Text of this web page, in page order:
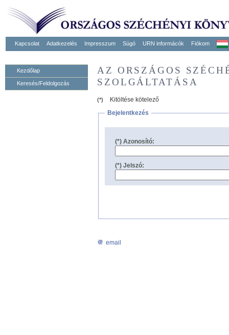
Kapcsolat Adatkezelés Impresszum Súgó URN informácók Fiókom
Kezdőlap
Keresés/Feldolgozás
AZ ORSZÁGOS
SZOLGÁLTATÁSA
(*)
Kitöltése kötelező
Bejelentkezés
(*) Azonosító:
(*) Jelszó:
email